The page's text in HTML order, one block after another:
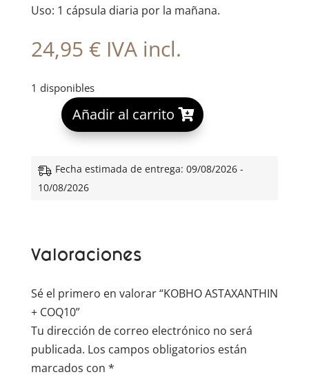
Uso: 1 cápsula diaria por la mañana.
24,95 € IVA incl.
1 disponibles
Añadir al carrito
A
e
e
Fecha estimada de entrega: 09/08/2026 -
10/08/2026
Valoraciones
Sé el primero en valorar “KOBHO ASTAXANTHIN
+ COQ10”
Tu dirección de correo electrónico no será
publicada. Los campos obligatorios están
marcados con *